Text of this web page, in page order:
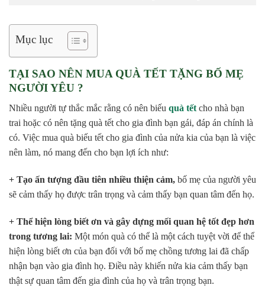
Mục lục
TẠI SAO NÊN MUA QUÀ TẾT TẶNG BỐ MẸ
NGƯỜI YÊU ?
Nhiều người tự thắc mắc rằng có nên biếu quà tết cho nhà bạn
trai hoặc có nên tặng quà tết cho gia đình bạn gái, đáp án chính là
có. Việc mua quà biếu tết cho gia đình của nửa kia của bạn là việc
nên làm, nó mang đến cho bạn lợi ích như:
+ Tạo ấn tượng đầu tiên nhiều thiện cảm, bố mẹ của người yêu
sẽ cảm thấy họ được trân trọng và cảm thấy bạn quan tâm đến họ.
+ Thể hiện lòng biết ơn và gây dựng mối quan hệ tốt đẹp hơn
trong tương lai: Một món quà có thể là một cách tuyệt vời để thể
hiện lòng biết ơn của bạn đối với bố mẹ chồng tương lai đã chấp
nhận bạn vào gia đình họ. Điều này khiến nửa kia cảm thấy bạn
thật sự quan tâm đến gia đình của họ và trân trọng bạn.